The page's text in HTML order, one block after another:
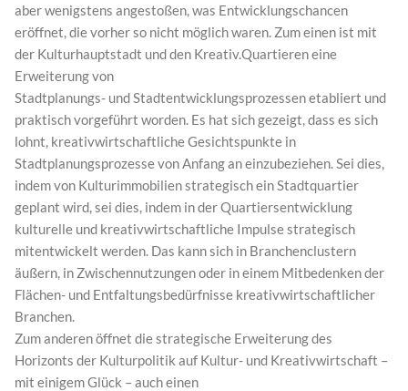
aber wenigstens angestoßen, was Entwicklungschancen
eröffnet, die vorher so nicht möglich waren. Zum einen ist mit
der Kulturhauptstadt und den Kreativ.Quartieren eine
Erweiterung von
Stadtplanungs- und Stadtentwicklungsprozessen etabliert und
praktisch vorgeführt worden. Es hat sich gezeigt, dass es sich
lohnt, kreativwirtschaftliche Gesichtspunkte in
Stadtplanungsprozesse von Anfang an einzubeziehen. Sei dies,
indem von Kulturimmobilien strategisch ein Stadtquartier
geplant wird, sei dies, indem in der Quartiersentwicklung
kulturelle und kreativwirtschaftliche Impulse strategisch
mitentwickelt werden. Das kann sich in Branchenclustern
äußern, in Zwischennutzungen oder in einem Mitbedenken der
Flächen- und Entfaltungsbedürfnisse kreativwirtschaftlicher
Branchen.
Zum anderen öffnet die strategische Erweiterung des
Horizonts der Kulturpolitik auf Kultur- und Kreativwirtschaft –
mit einigem Glück – auch einen